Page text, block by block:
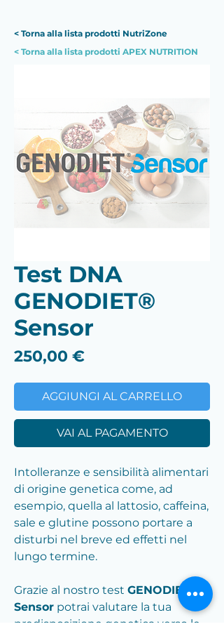
< Torna alla lista prodotti NutriZone
< Torna alla lista prodotti APEX NUTRITION
Test DNA
GENODIET®
Sensor
250,00 €Prezzo
AGGIUNGI AL CARRELLO
VAI AL PAGAMENTO
Intolleranze e sensibilità alimentari
di origine genetica come, ad
esempio, quella al lattosio, caffeina,
sale e glutine possono portare a
disturbi nel breve ed effetti nel
lungo termine.
Grazie al nostro test GENODIET®
Sensor potrai valutare la tua
predisposizione genetica verso le